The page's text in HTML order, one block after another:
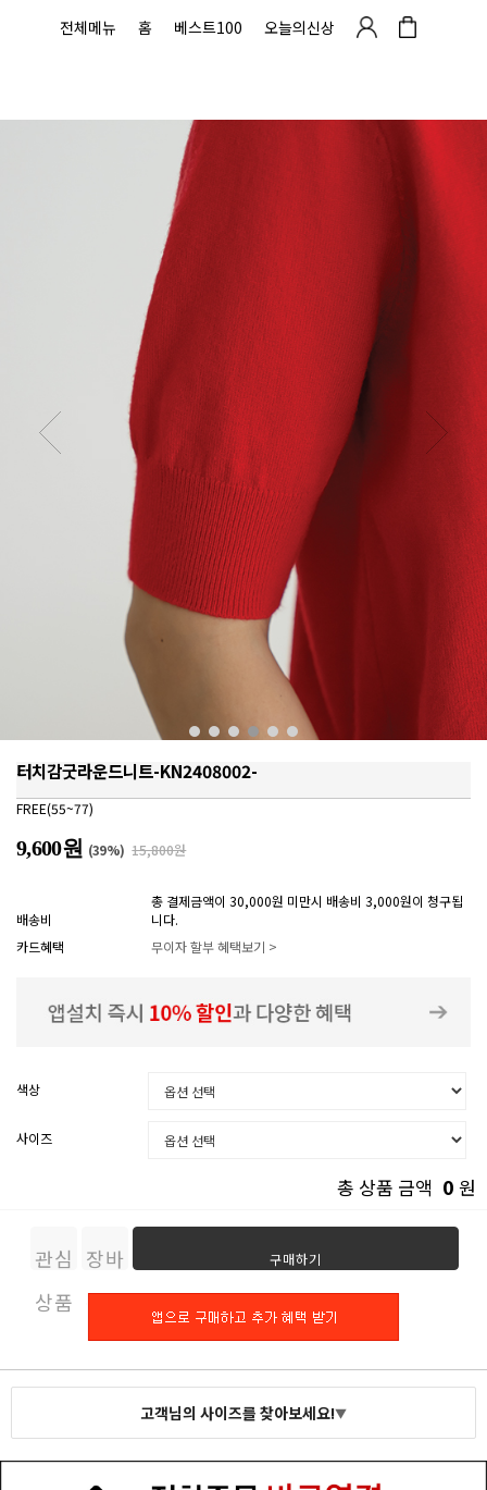
전체메뉴 홈 베스트100 오늘의신상
터치감굿라운드니트-KN2408002-
FREE(55~77)
9,600원 (39%) 15,800원
배송비
총 결제금액이 30,000원 미만시 배송비 3,000원이 청구됩
니다.
카드혜택
무이자 할부 혜택보기 >
색상
사이즈
총 상품 금액 0 원
관심
상품
장바
구니
구매하기
고객님의 사이즈를 찾아보세요!▼